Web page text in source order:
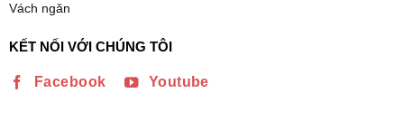
Vách ngăn
KẾT NỐI VỚI CHÚNG TÔI
Facebook Youtube